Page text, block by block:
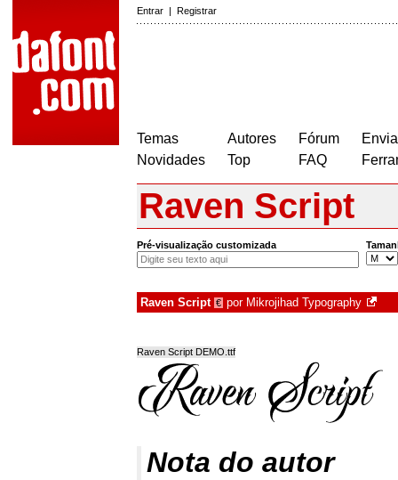
Entrar | Registrar
Temas
Novidades
Autores
Top
Fórum
FAQ
Raven Script
Pré-visualização customizada
Raven Script € por Mikrojihad Typography
Raven Script DEMO.ttf
Nota do autor